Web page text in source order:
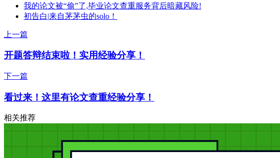
我的论文被“偷”了,毕业论文查重服务背后暗藏风险!
初告白|来自茅茅虫的solo！
上一篇
开题答辩结束啦！实用经验分享！
下一篇
看过来！这里有论文查重经验分享！
相关推荐